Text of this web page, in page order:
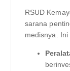
RSUD
sarana
medisnya.